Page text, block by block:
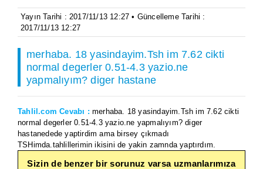
Yayın Tarihi : 2017/11/13 12:27 • Güncelleme Tarihi :
2017/11/13 12:27
merhaba. 18 yasindayim.Tsh im 7.62 cikti
normal degerler 0.51-4.3 yazio.ne
yapmalıyım? diger hastane
Tahlil.com Cevabı : merhaba. 18 yasindayim.Tsh im 7.62 cikti
normal degerler 0.51-4.3 yazio.ne yapmalıyım? diger
hastanedede yaptirdim ama birsey çıkmadı
TSHimda.tahlillerimin ikisini de yakin zamnda yaptırdım.
Sizin de benzer bir sorunuz varsa uzmanlarımıza